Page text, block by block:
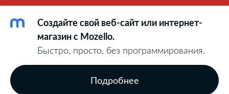
Создайте свой веб-сайт или интернет-
магазин с Mozello.
Быстро, просто, без программирования.
Подробнее